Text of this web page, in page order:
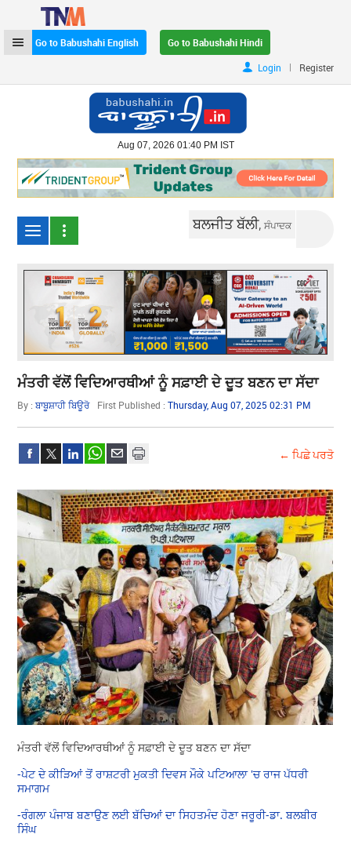
Go to Babushahi English
Go to Babushahi Hindi
Login
| Register
Aug 07, 2026 01:40 PM IST
ਬਲਜੀਤ ਬੱਲੀ,ਸੰਪਾਦਕ
ਮੰਤਰੀ ਵੱਲੋਂ ਵਿਦਿਆਰਥੀਆਂ ਨੂੰ ਸਫ਼ਾਈ ਦੇ ਦੂਤ ਬਣਨ ਦਾ ਸੱਦਾ
By :ਬਾਬੂਸ਼ਾਹੀ ਬਿਊਰੋ First Published :Thursday, Aug 07, 2025 02:31 PM
← ਪਿਛੇ ਪਰਤੋ
ਮੰਤਰੀ ਵੱਲੋਂ ਵਿਦਿਆਰਥੀਆਂ ਨੂੰ ਸਫ਼ਾਈ ਦੇ ਦੂਤ ਬਣਨ ਦਾ ਸੱਦਾ
-ਪੇਟ ਦੇ ਕੀੜਿਆਂ ਤੋਂ ਰਾਸ਼ਟਰੀ ਮੁਕਤੀ ਦਿਵਸ ਮੌਕੇ ਪਟਿਆਲਾ 'ਚ ਰਾਜ ਪੱਧਰੀ
ਸਮਾਗਮ
-ਰੰਗਲਾ ਪੰਜਾਬ ਬਣਾਉਣ ਲਈ ਬੱਚਿਆਂ ਦਾ ਸਿਹਤਮੰਦ ਹੋਣਾ ਜਰੂਰੀ-ਡਾ. ਬਲਬੀਰ
ਸਿੰਘ